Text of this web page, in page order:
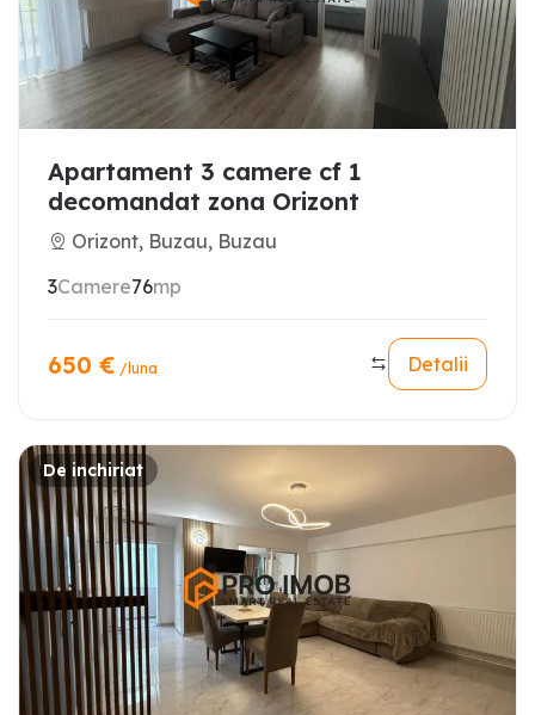
Apartament 3 camere cf 1
decomandat zona Orizont
Orizont, Buzau, Buzau
3Camere76mp
650 € /luna Detalii
De inchiriat